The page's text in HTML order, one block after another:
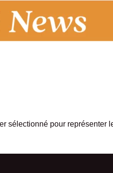
sélectionné pour représenter